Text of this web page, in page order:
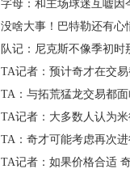
字母：和主场球迷互嘘因
没啥大事！巴特勒还有心情玩
队记：尼克斯不像季初时那么
TA记者：预计奇才在交易截止
TA：与拓荒猛龙交易都面临复
TA记者：大多数人认为米德尔
TA：奇才可能考虑再次进行“
TA记者：如果价格合适